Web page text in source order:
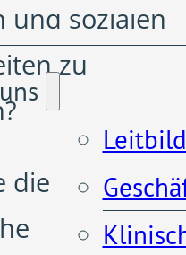
Leitbild
und sozialen
zu
die